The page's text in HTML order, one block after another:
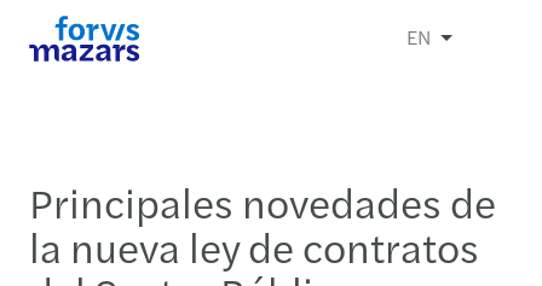
EN
Principales novedades de
la nueva ley de contratos